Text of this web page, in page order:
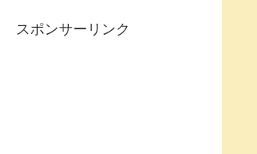
スポンサーリンク